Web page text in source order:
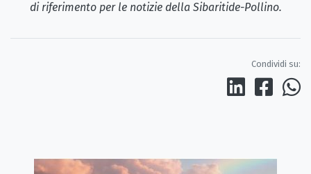
di riferimento per le notizie della Sibaritide-Pollino.
Condividi su: